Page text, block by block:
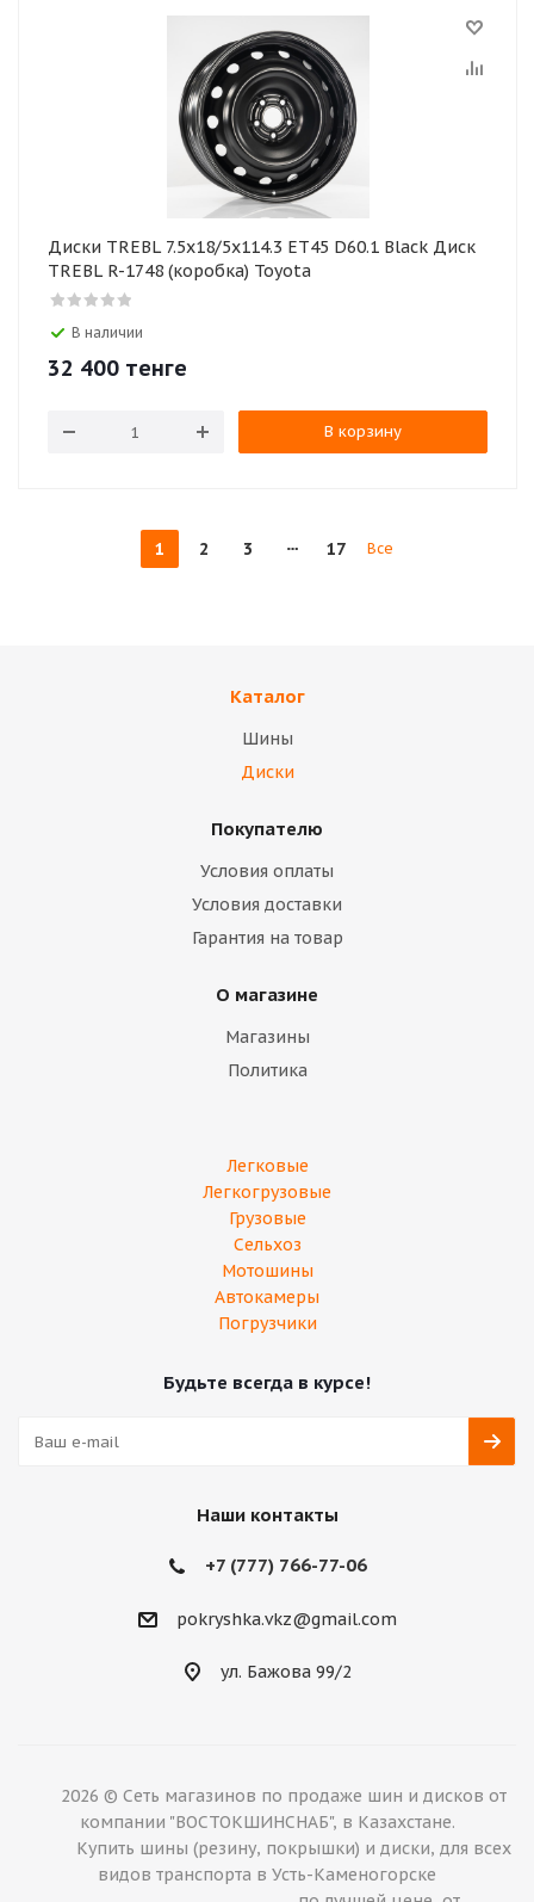
Диски TREBL 7.5x18/5x114.3 ET45 D60.1 Black Диск
TREBL R-1748 (коробка) Toyota
В наличии
32 400 тенге
В корзину
1 2 3 17 Все
Каталог
Шины
Диски
Покупателю
Условия оплаты
Условия доставки
Гарантия на товар
О магазине
Магазины
Политика
Легковые
Легкогрузовые
Грузовые
Сельхоз
Мотошины
Автокамеры
Погрузчики
Будьте всегда в курсе!
Наши контакты
+7 (777) 766-77-06
pokryshka.vkz@gmail.com
ул. Бажова 99/2
2026 © Сеть магазинов по продаже шин и дисков от
компании "ВОСТОКШИНСНАБ", в Казахстане.
Купить шины (резину, покрышки) и диски, для всех
видов транспорта в Усть-Каменогорске